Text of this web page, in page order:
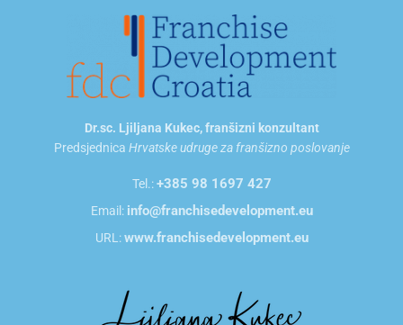
Dr.sc. Ljiljana Kukec, franšizni konzultant
Predsjednica Hrvatske udruge za franšizno poslovanje
Tel.:+385 98 1697 427
Email: info@franchisedevelopment.eu
URL:www.franchisedevelopment.eu